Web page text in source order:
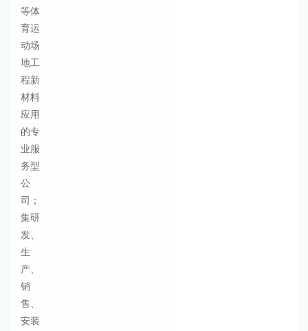
等体
育运
动场
地工
程新
材料
应用
的专
业服
务型
公
司；
集研
发、
生
产、
销
售、
安装